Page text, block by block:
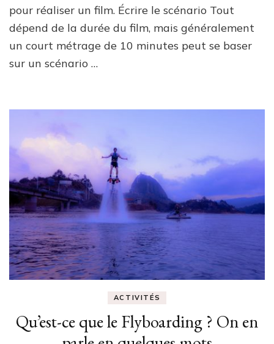
pour réaliser un film. Écrire le scénario Tout
dépend de la durée du film, mais généralement
un court métrage de 10 minutes peut se baser
sur un scénario …
ACTIVITÉS
Qu’est-ce que le Flyboarding ? On en